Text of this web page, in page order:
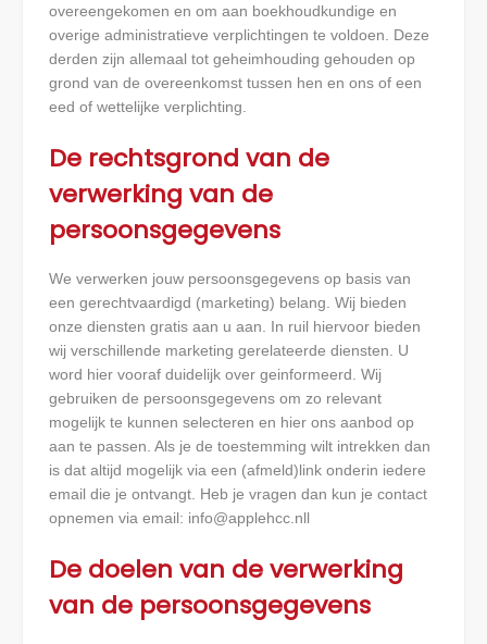
overeengekomen en om aan boekhoudkundige en
overige administratieve verplichtingen te voldoen. Deze
derden zijn allemaal tot geheimhouding gehouden op
grond van de overeenkomst tussen hen en ons of een
eed of wettelijke verplichting.
De rechtsgrond van de
verwerking van de
persoonsgegevens
We verwerken jouw persoonsgegevens op basis van
een gerechtvaardigd (marketing) belang. Wij bieden
onze diensten gratis aan u aan. In ruil hiervoor bieden
wij verschillende marketing gerelateerde diensten. U
word hier vooraf duidelijk over geinformeerd. Wij
gebruiken de persoonsgegevens om zo relevant
mogelijk te kunnen selecteren en hier ons aanbod op
aan te passen. Als je de toestemming wilt intrekken dan
is dat altijd mogelijk via een (afmeld)link onderin iedere
email die je ontvangt. Heb je vragen dan kun je contact
opnemen via email: info@applehcc.nll
De doelen van de verwerking
van de persoonsgegevens